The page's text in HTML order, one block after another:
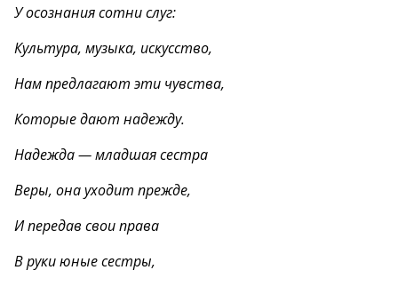
У осознания сотни слуг:
Культура, музыка, искусство,
Нам предлагают эти чувства,
Которые дают надежду.
Надежда — младшая сестра
Веры, она уходит прежде,
И передав свои права
В руки юные сестры,